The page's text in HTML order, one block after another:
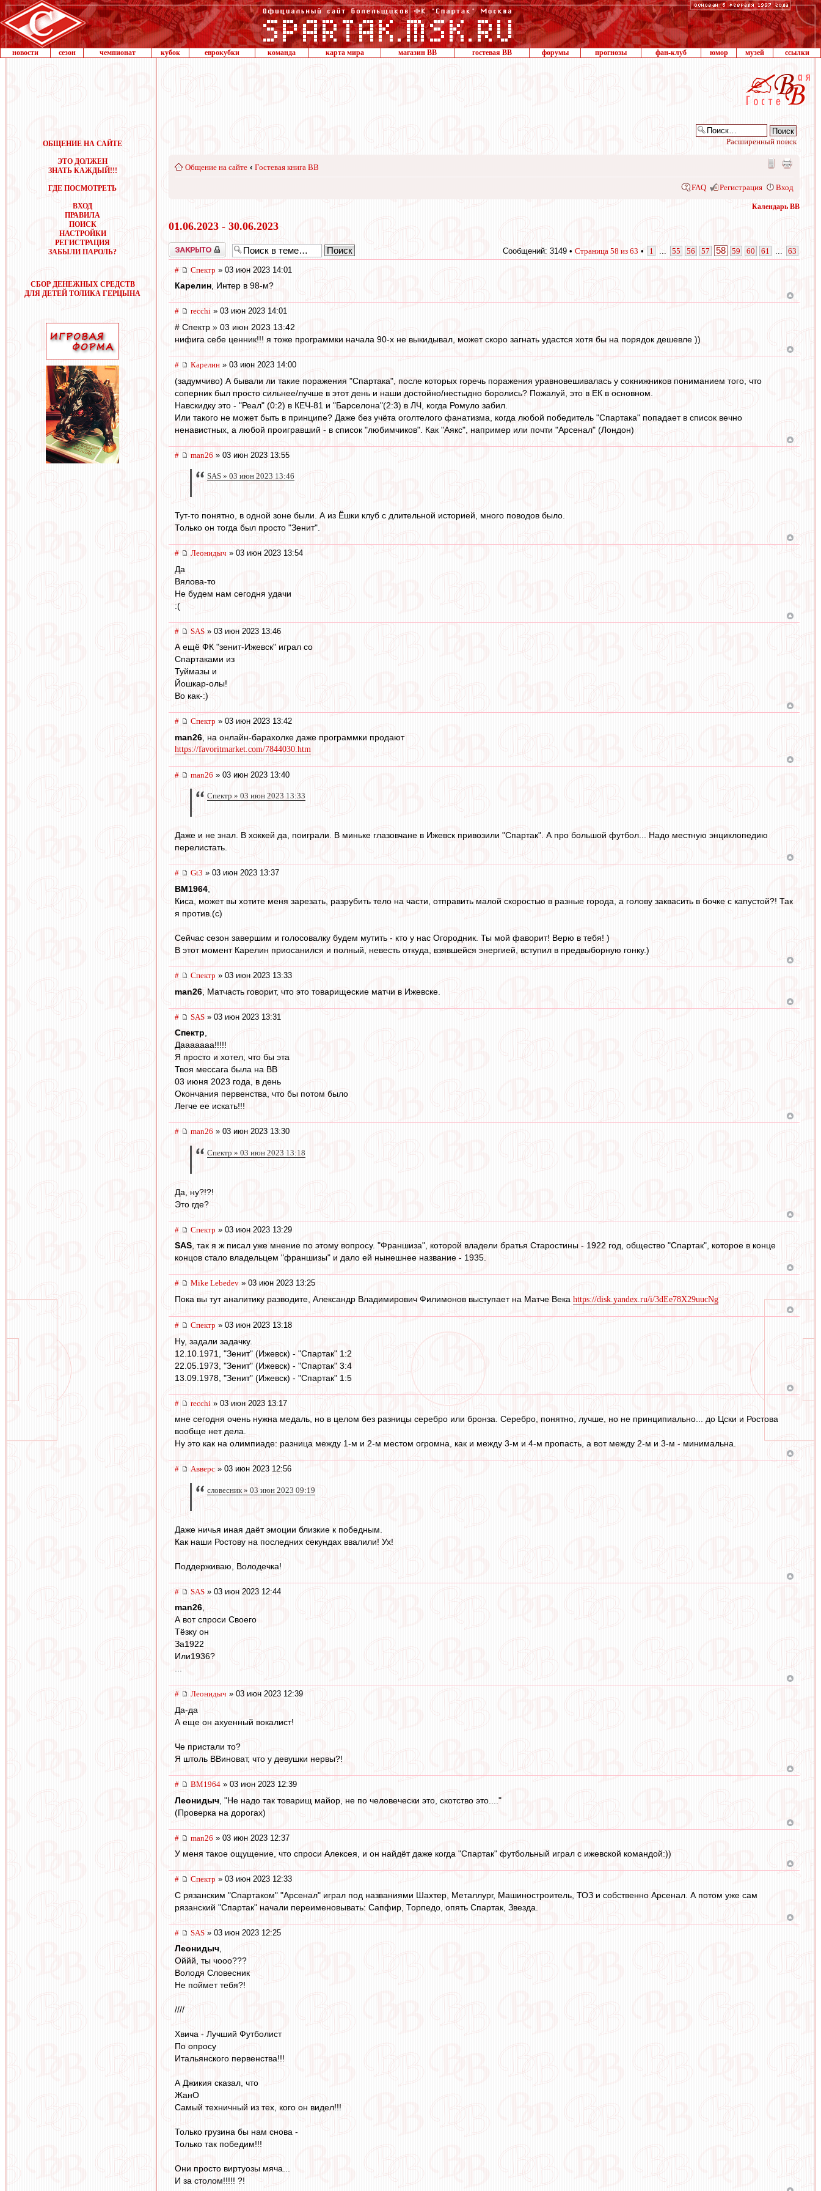
новости сезон чемпионат кубок еврокубки команда карта мира магазин ВВ гостевая ВВ форумы прогнозы фан-клуб юмор музей ссылки
ОБЩЕНИЕ НА САЙТЕ
ЭТО ДОЛЖЕН
ЗНАТЬ КАЖДЫЙ!!!
ГДЕ ПОСМОТРЕТЬ
ВХОД
ПРАВИЛА
ПОИСК
НАСТРОЙКИ
РЕГИСТРАЦИЯ
ЗАБЫЛИ ПАРОЛЬ?
СБОР ДЕНЕЖНЫХ СРЕДСТВ
ДЛЯ ДЕТЕЙ ТОЛИКА ГЕРЦЫНА
Расширенный поиск
Общение на сайте ‹ Гостевая книга ВВ
FAQ Регистрация Вход
Календарь ВВ
01.06.2023 - 30.06.2023
Закрыто Сообщений: 3149 • Страница 58 из 63 • 1 55 56 57 58 59 60 61 63
# Спектр » 03 июн 2023 14:01
Карелин, Интер в 98-м?
# recchi » 03 июн 2023 14:01
# Спектр » 03 июн 2023 13:42
нифига себе ценник!!! я тоже программки начала 90-х не выкидывал, может скоро загнать удастся хотя бы на порядок дешевле ))
# Карелин » 03 июн 2023 14:00
(задумчиво) А бывали ли такие поражения "Спартака", после которых горечь поражения уравновешивалась у сокнижников пониманием того, что
соперник был просто сильнее/лучше в этот день и наши достойно/нестыдно боролись? Пожалуй, это в ЕК в основном.
Навскидку это - "Реал" (0:2) в КЕЧ-81 и "Барселона"(2:3) в ЛЧ, когда Ромуло забил.
Или такого не может быть в принципе? Даже без учёта оголтелого фанатизма, когда любой победитель "Спартака" попадает в список вечно
ненавистных, а любой проигравший - в список "любимчиков". Как "Аякс", например или почти "Арсенал" (Лондон)
# man26 » 03 июн 2023 13:55
SAS » 03 июн 2023 13:46
Тут-то понятно, в одной зоне были. А из Ёшки клуб с длительной историей, много поводов было.
Только он тогда был просто "Зенит".
# Леонидыч » 03 июн 2023 13:54
Да
Вялова-то
Не будем нам сегодня удачи
:(
# SAS » 03 июн 2023 13:46
А ещё ФК "зенит-Ижевск" играл со
Спартаками из
Туймазы и
Йошкар-олы!
Во как-:)
# Спектр » 03 июн 2023 13:42
man26 , на онлайн-барахолке даже программки продают
https://favoritmarket.com/7844030.htm
# man26 » 03 июн 2023 13:40
Спектр » 03 июн 2023 13:33
Даже и не знал. В хоккей да, поиграли. В миньке глазовчане в Ижевск привозили "Спартак". А про большой футбол... Надо местную энциклопедию
перелистать.
# Gt3 » 03 июн 2023 13:37
BM1964
Киса, может вы хотите меня зарезать, разрубить тело на части, отправить малой скоростью в разные города, а голову заквасить в бочке с капустой?! Так
я против.(с)
Сейчас сезон завершим и голосовалку будем мутить - кто у нас Огородник. Ты мой фаворит! Верю в тебя! )
В этот момент Карелин приосанился и полный, невесть откуда, взявшейся энергией, вступил в предвыборную гонку.)
# Спектр » 03 июн 2023 13:33
man26 , Матчасть говорит, что это товарищеские матчи в Ижевске.
# SAS » 03 июн 2023 13:31
Спектр,
Дааааааа!!!!!
Я просто и хотел, что бы эта
Твоя мессага была на ВВ
03 июня 2023 года, в день
Окончания первенства, что бы потом было
Легче ее искать!!!
# man26 » 03 июн 2023 13:30
Спектр » 03 июн 2023 13:18
Да, ну?!?!
Это где?
# Спектр » 03 июн 2023 13:29
SAS, так я ж писал уже мнение по этому вопросу. "Франшиза", которой владели братья Старостины - 1922 год, общество "Спартак", которое в конце
концов стало владельцем "франшизы" и дало ей нынешнее название - 1935.
# Mike Lebedev » 03 июн 2023 13:25
Пока вы тут аналитику разводите, Александр Владимирович Филимонов выступает на Матче Века https://disk.yandex.ru/i/3dEe78X29uucNg
# Спектр » 03 июн 2023 13:18
Ну, задали задачку.
12.10.1971, "Зенит" (Ижевск) - "Спартак" 1:2
22.05.1973, "Зенит" (Ижевск) - "Спартак" 3:4
13.09.1978, "Зенит" (Ижевск) - "Спартак" 1:5
# recchi » 03 июн 2023 13:17
мне сегодня очень нужна медаль, но в целом без разницы серебро или бронза. Серебро, понятно, лучше, но не принципиально... до Цски и Ростова
вообще нет дела.
Ну это как на олимпиаде: разница между 1-м и 2-м местом огромна, как и между 3-м и 4-м пропасть, а вот между 2-м и 3-м - минимальна.
# Авверс » 03 июн 2023 12:56
словесник » 03 июн 2023 09:19
Даже ничья иная даёт эмоции близкие к победным.
Как наши Ростову на последних секундах ввалили! Ух!
Поддерживаю, Володечка!
# SAS » 03 июн 2023 12:44
man26,
А вот спроси Своего
Тёзку он
За1922
Или1936?
...
# Леонидыч » 03 июн 2023 12:39
Да-да
А еще он ахуенный вокалист!
Че пристали то?
Я штоль ВВиноват, что у девушки нервы?!
# BM1964 » 03 июн 2023 12:39
Леонидыч , "Не надо так товарищ майор, не по человечески это, скотство это...."
(Проверка на дорогах)
# man26 » 03 июн 2023 12:37
У меня такое ощущение, что спроси Алексея, и он найдёт даже когда "Спартак" футбольный играл с ижевской командой:))
# Спектр » 03 июн 2023 12:33
С рязанским "Спартаком" "Арсенал" играл под названиями Шахтер, Металлург, Машиностроитель, ТОЗ и собственно Арсенал. А потом уже сам
рязанский "Спартак" начали переименовывать: Сапфир, Торпедо, опять Спартак, Звезда.
# SAS » 03 июн 2023 12:25
Леонидыч,
Оййй, ты чооо???
Володя Словесник
Не поймет тебя?!
////
Хвича - Лучший Футболист
По опросу
Итальянского первенства!!!
А Джикия сказал, что
ЖанО
Самый техничный из тех, кого он видел!!!
Только грузина бы нам снова -
Только так победим!!!
Они просто виртуозы мяча...
И за столом!!!!! ?!